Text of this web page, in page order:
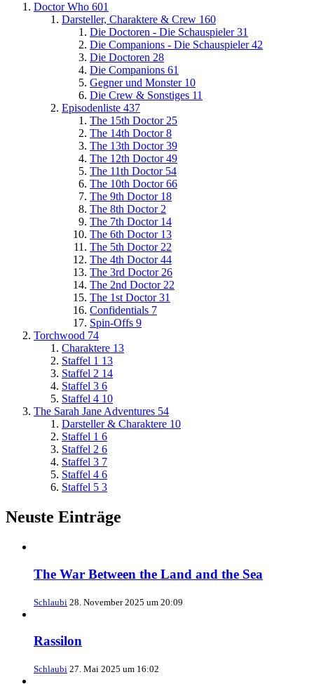
Doctor Who 601
Darsteller, Charaktere & Crew 160
Die Doctoren - Die Schauspieler 31
Die Companions - Die Schauspieler 42
Die Doctoren 28
Die Companions 61
Gegner und Monster 10
Die Crew & Sonstiges 11
Episodenliste 437
The 15th Doctor 25
The 14th Doctor 8
The 13th Doctor 39
The 12th Doctor 49
The 11th Doctor 54
The 10th Doctor 66
The 9th Doctor 18
The 8th Doctor 2
The 7th Doctor 14
The 6th Doctor 13
The 5th Doctor 22
The 4th Doctor 44
The 3rd Doctor 26
The 2nd Doctor 22
The 1st Doctor 31
Confidentials 7
Spin-Offs 9
Torchwood 74
Charaktere 13
Staffel 1 13
Staffel 2 14
Staffel 3 6
Staffel 4 10
The Sarah Jane Adventures 54
Darsteller & Charaktere 10
Staffel 1 6
Staffel 2 6
Staffel 3 7
Staffel 4 6
Staffel 5 3
Neuste Einträge
The War Between the Land and the Sea
Schlaubi 28. November 2025 um 20:09
Rassilon
Schlaubi 27. Mai 2025 um 16:02